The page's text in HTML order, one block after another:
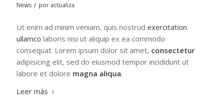
News / por actualiza
Ut enim ad minim veniam, quis nostrud exercitation
ullamco laboris nisi ut aliquip ex ea commodo
consequat. Lorem ipsum dolor sit amet, consectetur
adipisicing elit, sed do eiusmod tempor incididunt ut
labore et dolore magna aliqua.
Leer más